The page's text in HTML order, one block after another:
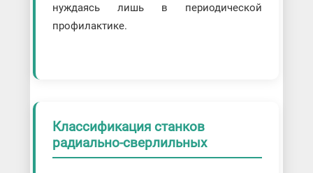
нуждаясь лишь в периодической
профилактике.
Классификация станков
радиально-сверлильных